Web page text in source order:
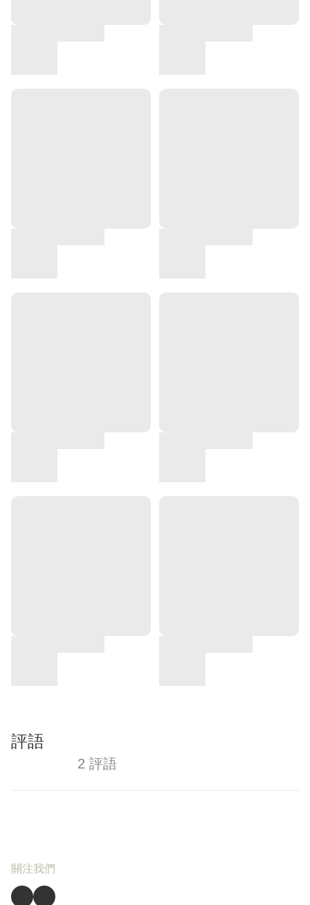
評語
2 評語
關注我們